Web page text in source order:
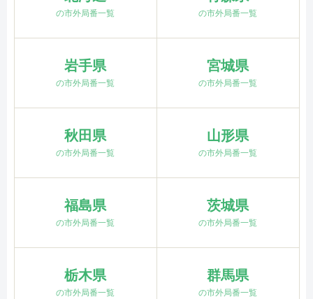
の市外局番一覧 の市外局番一覧
岩手県
の市外局番一覧
宮城県
の市外局番一覧
秋田県
の市外局番一覧
山形県
の市外局番一覧
福島県
の市外局番一覧
茨城県
の市外局番一覧
栃木県
の市外局番一覧
群馬県
の市外局番一覧